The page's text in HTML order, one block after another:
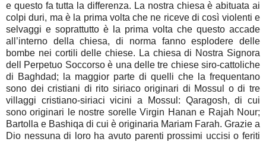
e questo fa tutta la differenza. La nostra chiesa è abituata ai
colpi duri, ma è la prima volta che ne riceve di così violenti e
selvaggi e soprattutto è la prima volta che questo accade
all’interno della chiesa, di norma fanno esplodere delle
bombe nei cortili delle chiese. La chiesa di Nostra Signora
dell Perpetuo Soccorso è una delle tre chiese siro-cattoliche
di Baghdad; la maggior parte di quelli che la frequentano
sono dei cristiani di rito siriaco originari di Mossul o di tre
villaggi cristiano-siriaci vicini a Mossul: Qaragosh, di cui
sono originari le nostre sorelle Virgin Hanan e Rajah Nour;
Bartolla e Bashiqa di cui è originaria Mariam Farah. Grazie a
Dio nessuna di loro ha avuto parenti prossimi uccisi o feriti